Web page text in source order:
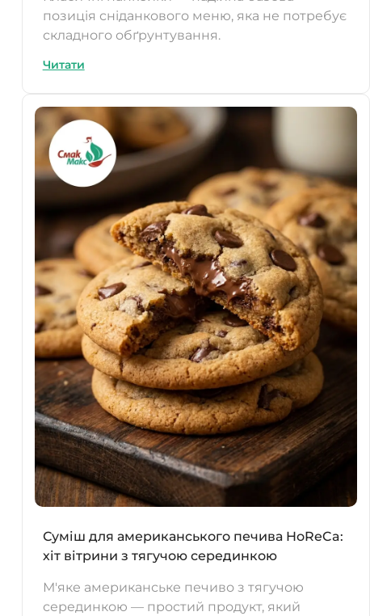
позиція сніданкового меню, яка не потребує
складного обґрунтування.
Читати
Суміш для американського печива HoReCa:
хіт вітрини з тягучою серединкою
М'яке американське печиво з тягучою
серединкою — простий продукт, який